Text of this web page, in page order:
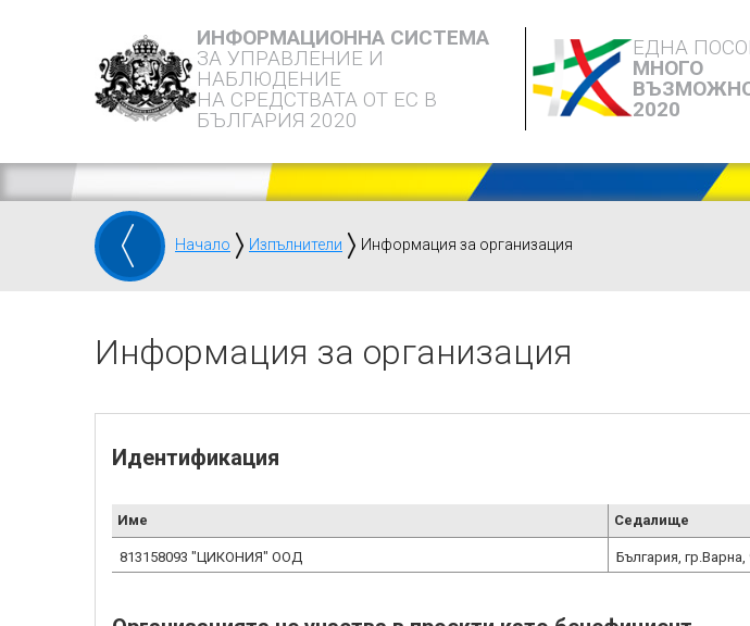
ИНФОРМАЦИОННА СИСТЕМА
ЗА УПРАВЛЕНИЕ И
НАБЛЮДЕНИЕ
НА СРЕДСТВАТА ОТ ЕС В
БЪЛГАРИЯ 2020
ЕДНА
МНОГО
2020
Начало Изпълнители Информация за организация
Информация за организация
Идентификация
Име Седалище
813158093 "ЦИКОНИЯ" ООД България,